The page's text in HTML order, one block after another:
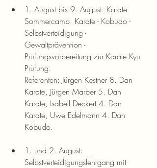
1. August bis 9. August: Karate
Sommercamp. Karate - Kobudo -
Selbstverteidigung -
Gewaltprävention -
Prüfungsvorbereitung zur Karate Kyu
Prüfung.
Referenten: Jürgen Kestner 8. Dan
Karate, Jürgen Marber 5. Dan
Karate, Isabell Deckert 4. Dan
Karate, Uwe Edelmann 4. Dan
Kobudo.
1. und 2. August:
Selbstverteidigungslehrgang mit